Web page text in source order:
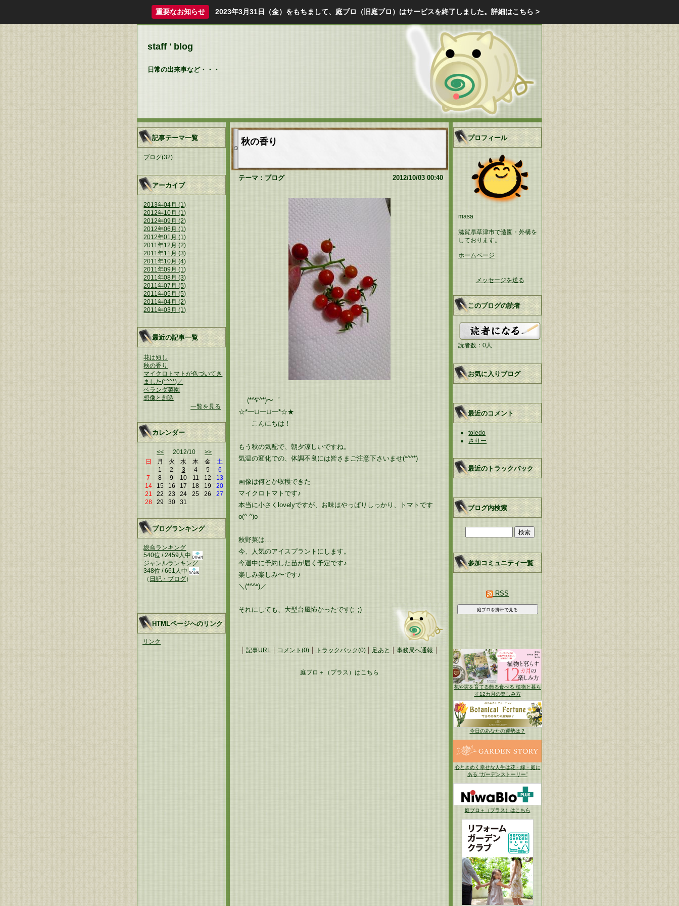
重要なお知らせ 2023年3月31日（金）をもちまして、庭ブロ（旧庭ブロ）はサービスを終了しました。 詳細はこちら >
staff ' blog
日常の出来事など・・・
秋の香り
テーマ： ブログ 2012/10/03 00:40
(*^∇^*)〜゜
☆*━∪━∪━*☆★
こんにちは！
もう秋の気配で、朝夕涼しいですね。
気温の変化での、体調不良には皆さまご注意下さいませ(*^^*)
画像は何とか収穫できた
マイクロトマトです♪
本当に小さくlovelyですが、お味はやっぱりしっかり、トマトです
o(^-^)o
秋野菜は…
今、人気のアイスプラントにします。
今週中に予約した苗が届く予定です♪
楽しみ楽しみ〜です♪
＼(*^^*)／
それにしても、大型台風怖かったです(;_;)
記事URL コメント(0) トラックバック(0) 足あと 事務局へ通報
庭ブロ＋（プラス）はこちら
記事テーマ一覧
ブログ(32)
アーカイブ
2013年04月 (1)
2012年10月 (1)
2012年09月 (2)
2012年06月 (1)
2012年01月 (1)
2011年12月 (2)
2011年11月 (3)
2011年10月 (4)
2011年09月 (1)
2011年08月 (3)
2011年07月 (5)
2011年05月 (5)
2011年04月 (2)
2011年03月 (1)
最近の記事一覧
花は短し
秋の香り
マイクロトマトが色づいてき
ました(*^^*)／
ベランダ菜園
想像と創造
一覧を見る
カレンダー
<< 2012/10 >>
日
月 火 水 木 金
土
1
2 3 4 5
6
7
8 9 10 11 12
13
14
15 16 17 18 19
20
21
22 23 24 25 26
27
28
29 30 31
ブログランキング
総合ランキング
540位 / 2459人中
ジャンルランキング
348位 / 661人中
（ 日記・ブログ）
HTMLページへのリンク
リンク
プロフィール
masa
滋賀県草津市で造園・外構を
しております。
ホームページ
メッセージを送る
このブログの読者
読者数：0人
お気に入りブログ
最近のコメント
toledo
さりー
最近のトラックバック
ブログ内検索
参加コミュニティ一覧
RSS
花や実を育てる飾る食べる 植物と暮ら
す12カ月の楽しみ方
今日のあなたの運勢は？
心ときめく幸せな人生は花・緑・庭に
ある “ガーデンストーリー”
庭ブロ＋（プラス）はこちら